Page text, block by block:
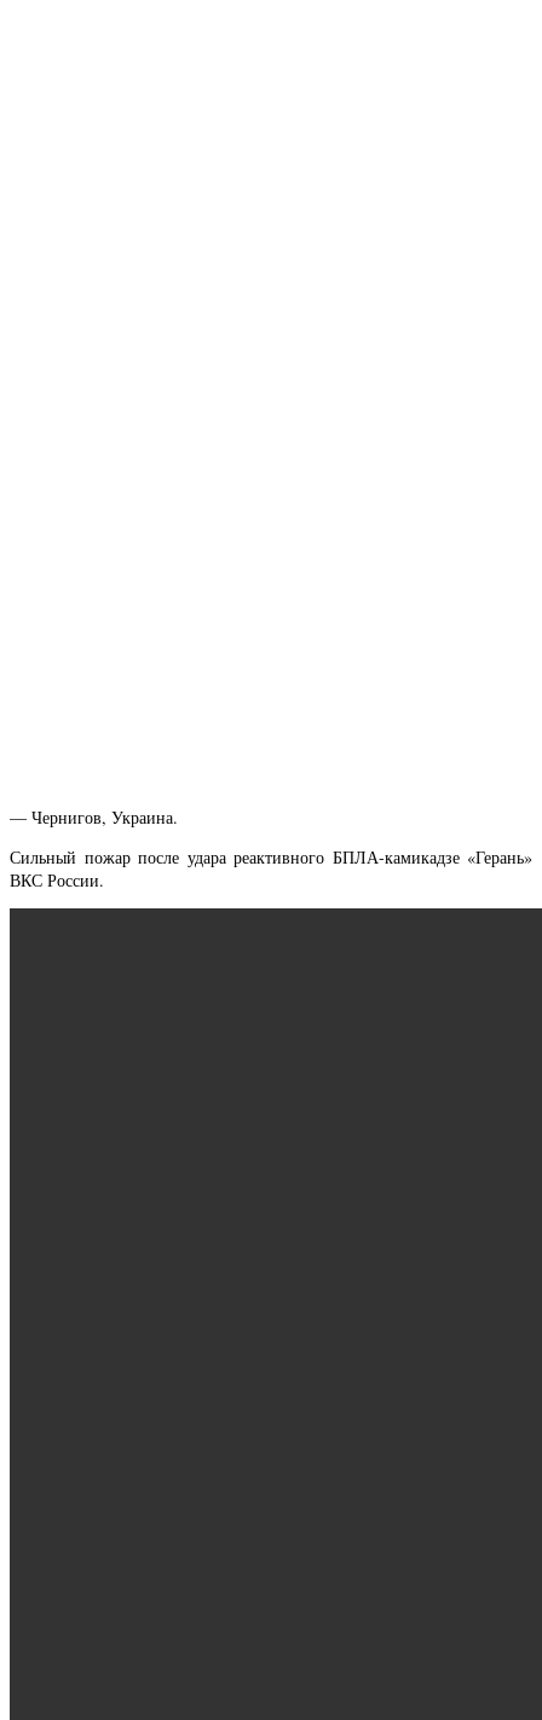
— Чернигов, Украина.
Сильный пожар после удара реактивного БПЛА-камикадзе «Герань»
ВКС России.